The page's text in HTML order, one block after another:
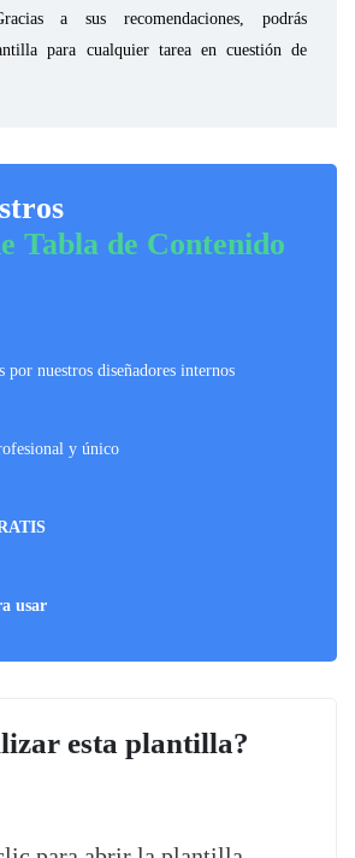
a sus recomendaciones, podrás
para cualquier tarea en cuestión de
Tabla de Contenido
por nuestros diseñadores internos
y único
usar
esta plantilla?